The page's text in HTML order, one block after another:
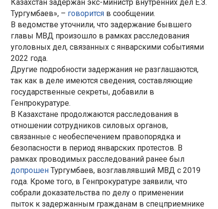
Казахстан задержан экс-министр внутренних дел Е.З.
Тургумбаев», – говорится в сообщении.
В ведомстве уточнили, что задержание бывшего
главы МВД произошло в рамках расследования
уголовных дел, связанных с январскими событиями
2022 года.
Другие подробности задержания не разглашаются,
так как в деле имеются сведения, составляющие
государственные секреты, добавили в
Генпрокуратуре.
В Казахстане продолжаются расследования в
отношении сотрудников силовых органов,
связанные с необеспечением правопорядка и
безопасности в период январских протестов. В
рамках проводимых расследований ранее был
допрошенТургумбаев, возглавлявший МВД с 2019
года. Кроме того, в Генпрокуратуре заявили, что
собрали доказательства по делу о применении
пыток к задержанным гражданам в спецприемнике